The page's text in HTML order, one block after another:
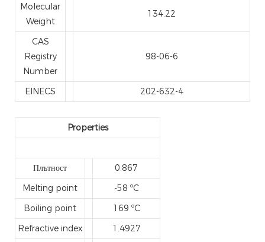
Molecular
Weight
134.22
CAS
Registry
Number
98-06-6
EINECS 202-632-4
Properties
Плътност
0.867
Melting point
-58 ºC
Boiling point
169 ºC
Refractive index
1.4927